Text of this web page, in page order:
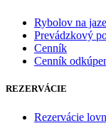
Rybolov na
Prevádzkový
Cenník
Cenník
REZERVÁCIE
Rezervácie